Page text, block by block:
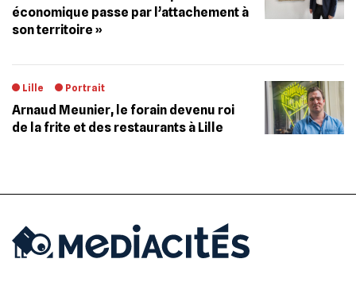
économique passe par l’attachement à
son territoire »
Lille Portrait
Arnaud Meunier, le forain devenu roi
de la frite et des restaurants à Lille